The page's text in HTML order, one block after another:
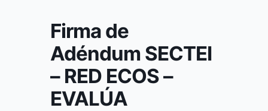
Firma de
Adéndum SECTEI
– RED ECOS –
EVALÚA